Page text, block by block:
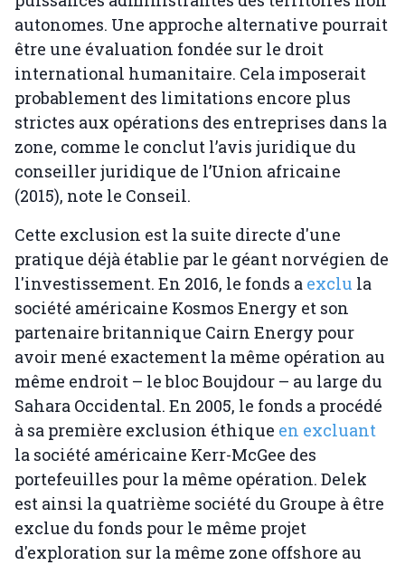
autonomes. Une approche alternative pourrait
être une évaluation fondée sur le droit
international humanitaire. Cela imposerait
probablement des limitations encore plus
strictes aux opérations des entreprises dans la
zone, comme le conclut l’avis juridique du
conseiller juridique de l’Union africaine
(2015), note le Conseil.
Cette exclusion est la suite directe d'une
pratique déjà établie par le géant norvégien de
l'investissement. En 2016, le fonds a exclu la
société américaine Kosmos Energy et son
partenaire britannique Cairn Energy pour
avoir mené exactement la même opération au
même endroit – le bloc Boujdour – au large du
Sahara Occidental. En 2005, le fonds a procédé
à sa première exclusion éthique en excluant
la société américaine Kerr-McGee des
portefeuilles pour la même opération. Delek
est ainsi la quatrième société du Groupe à être
exclue du fonds pour le même projet
d'exploration sur la même zone offshore au